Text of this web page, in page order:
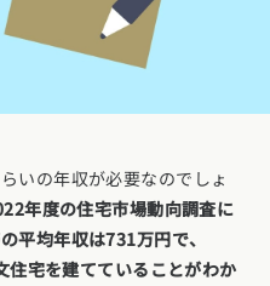
いの年収が必要なのでしょ
年度の住宅市場動向調査に
平均年収は731万円で、
宅を建てていることがわか